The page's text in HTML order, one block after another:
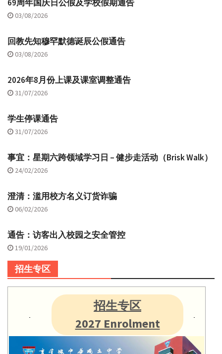
69周年国庆日公假及学校假期通告
03/08/2026
回教先知穆罕默德诞辰公假通告
03/08/2026
2026年8月份上课及课室调整通告
31/07/2026
学生停课通告
31/07/2026
事宜：星期六跨领域学习日 – 健步走活动（Brisk Walk）
24/02/2026
澄清：滥用校方名义订货诈骗
06/02/2026
通告：访客出入校园之安全管控
19/01/2026
招生专区
招生专区
2027 Enrolment